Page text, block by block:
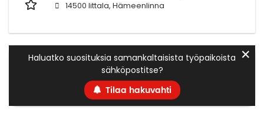
14500 Iittala, Hämeenlinna
Haluatko suosituksia samankaltaisista työpaikoista
sähköpostitse?
Tilaa hakuvahti
✕